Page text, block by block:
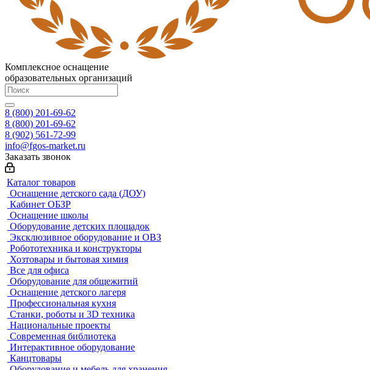
Комплексное оснащение
образовательных организаций
8 (800) 201-69-62
8 (800) 201-69-62
8 (902) 561-72-99
info@fgos-market.ru
Заказать звонок
Каталог товаров
Оснащение детского сада (ДОУ)
Кабинет ОБЗР
Оснащение школы
Оборудование детских площадок
Эксклюзивное оборудование и ОВЗ
Робототехника и конструкторы
Хозтовары и бытовая химия
Все для офиса
Оборудование для общежитий
Оснащение детского лагеря
Профессиональная кухня
Станки, роботы и 3D техника
Национальные проекты
Современная библиотека
Интерактивное оборудование
Канцтовары